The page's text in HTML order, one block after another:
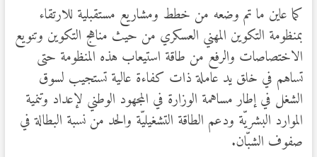
كما عاين ما تم وضعه من خطط ومشاريع مستقبلية للارتقاء
بمنظومة التكوين المهني العسكري من حيث مناهج التكوين وتنويع
الاختصاصات والرفع من طاقة استيعاب هذه المنظومة حتى
تساهم في خلق يد عاملة ذات كفاءة عالية تستجيب لسوق
الشغل في إطار مساهمة الوزارة في المجهود الوطني لإعداد وتنمية
الموارد البشريّة ودعم الطاقة التشغيليّة والحد من نسبة البطالة في
صفوف الشبّان.